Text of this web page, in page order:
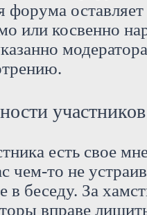
или косвенно
есть свое
чем-то не
в беседу. За
вправе